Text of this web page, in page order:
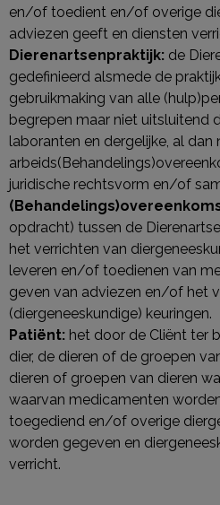
en/of toedient en/of overige
adviezen geeft en diensten
Dierenartsenpraktijk: de
gedefinieerd alsmede de
gebruikmaking van alle
begrepen maar niet uitsluitend
laboranten en dergelijke, al dan
juridische rechtsvorm en/of
opdracht) tussen de
het verrichten van
leveren en/of toedienen van
geven van adviezen en/of het
(diergeneeskundige) keuringen.
Patiënt: het door de Cliënt ter
dier, de dieren of de groepen
dieren of groepen van dieren
waarvan medicamenten
toegediend en/of overige
worden gegeven en
verricht.